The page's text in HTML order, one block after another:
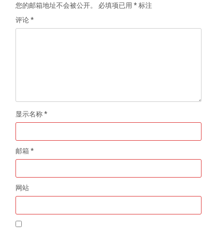
您的邮箱地址不会被公开。 必填项已用*标注
评论*
显示名称*
邮箱*
网站